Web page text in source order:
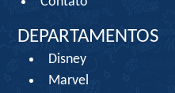
DEPARTAMENTOS
Disney
Marvel